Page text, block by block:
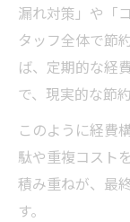
訪問
略
現場満足
訪問看
方法
現場の
くする
漏れ対策」や「
タッフ全体で節
ば、定期的な経
で、現実的な節
このように経費
駄や重複コスト
積み重ねが、最
す。